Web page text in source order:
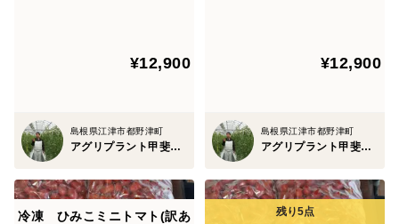
¥12,900
島根県江津市都野津町
アグリプラント甲斐の木
¥12,900
島根県江津市都野津町
アグリプラント甲斐の木
冷凍 ひみこミニトマト(訳あ